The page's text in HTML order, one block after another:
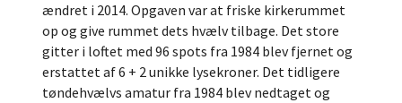
ændret i 2014. Opgaven var at friske kirkerummet
op og give rummet dets hvælv tilbage. Det store
gitter i loftet med 96 spots fra 1984 blev fjernet og
erstattet af 6 + 2 unikke lysekroner. Det tidligere
tøndehvælvs amatur fra 1984 blev nedtaget og